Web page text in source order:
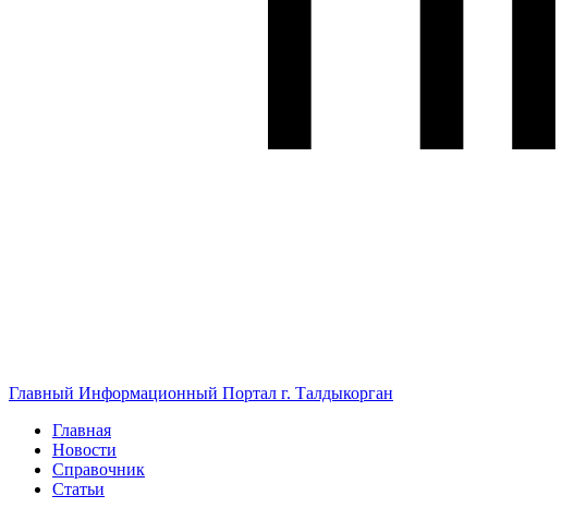
Главный Информационный Портал г. Талдыкорган
Главная
Новости
Справочник
Статьи